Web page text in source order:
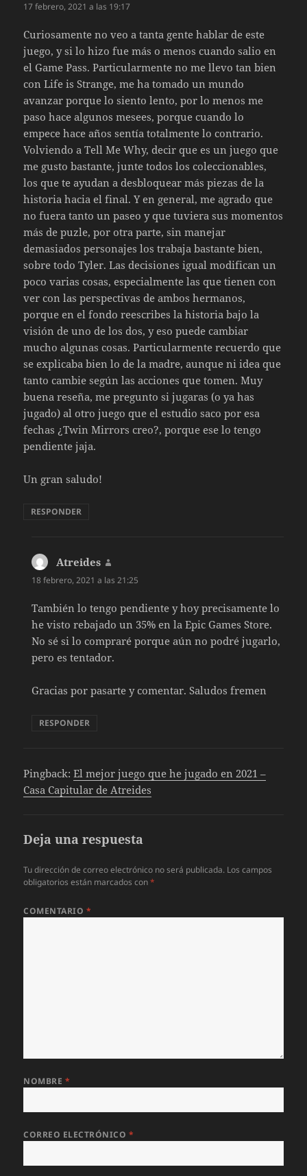
17 febrero, 2021 a las 19:17
Curiosamente no veo a tanta gente hablar de este
juego, y si lo hizo fue más o menos cuando salio en
el Game Pass. Particularmente no me llevo tan bien
con Life is Strange, me ha tomado un mundo
avanzar porque lo siento lento, por lo menos me
paso hace algunos mesees, porque cuando lo
empece hace años sentía totalmente lo contrario.
Volviendo a Tell Me Why, decir que es un juego que
me gusto bastante, junte todos los coleccionables,
los que te ayudan a desbloquear más piezas de la
historia hacia el final. Y en general, me agrado que
no fuera tanto un paseo y que tuviera sus momentos
más de puzle, por otra parte, sin manejar
demasiados personajes los trabaja bastante bien,
sobre todo Tyler. Las decisiones igual modifican un
poco varias cosas, especialmente las que tienen con
ver con las perspectivas de ambos hermanos,
porque en el fondo reescribes la historia bajo la
visión de uno de los dos, y eso puede cambiar
mucho algunas cosas. Particularmente recuerdo que
se explicaba bien lo de la madre, aunque ni idea que
tanto cambie según las acciones que tomen. Muy
buena reseña, me pregunto si jugaras (o ya has
jugado) al otro juego que el estudio saco por esa
fechas ¿Twin Mirrors creo?, porque ese lo tengo
pendiente jaja.
Un gran saludo!
RESPONDER
Atreides
18 febrero, 2021 a las 21:25
También lo tengo pendiente y hoy precisamente lo
he visto rebajado un 35% en la Epic Games Store.
No sé si lo compraré porque aún no podré jugarlo,
pero es tentador.
Gracias por pasarte y comentar. Saludos fremen
RESPONDER
Pingback:El mejor juego que he jugado en 2021 –
Casa Capitular de Atreides
Deja una respuesta
Tu dirección de correo electrónico no será publicada. Los campos
obligatorios están marcados con*
COMENTARIO *
NOMBRE *
CORREO ELECTRÓNICO *